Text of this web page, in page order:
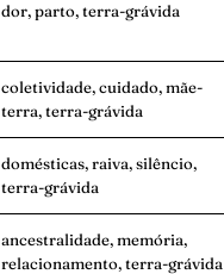
dor, parto, terra-grávida
coletividade, cuidado, mãe-
terra, terra-grávida
domésticas, raiva, silêncio,
terra-grávida
ancestralidade, memória,
relacionamento, terra-grávida